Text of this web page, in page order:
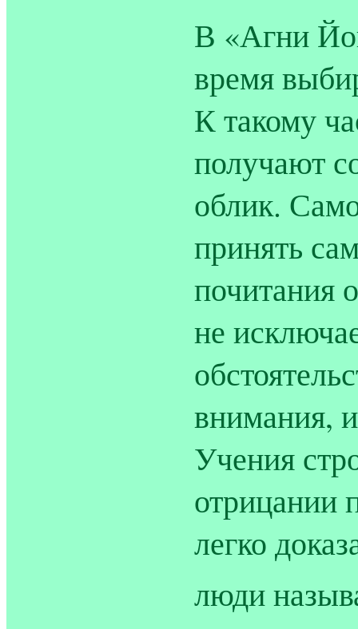
В «Агни
время
К такому
получают
облик.
принять
почитания
не
внимания,
Учения
легко
люди